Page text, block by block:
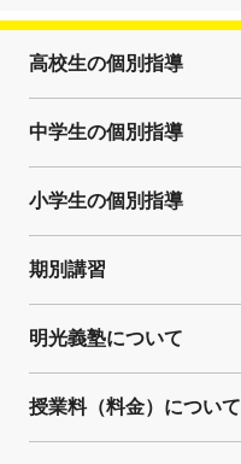
高校生の個別指導
中学生の個別指導
小学生の個別指導
期別講習
明光義塾について
授業料（料金）について